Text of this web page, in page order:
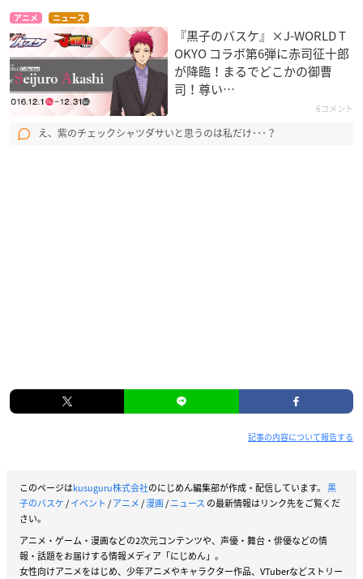
アニメ ニュース
『黒子のバスケ』×J-WORL​D T
OKYO コラボ第6弾に赤司征十郎
が降臨！まるでどこかの御曹
司！尊い…
6コメント
え、紫のチェックシャツダサいと思うのは私だけ･･･？
記事の内容について報告する
このページはkusuguru株式会社のにじめん編集部が作成・配信しています。 黒
子のバスケ/イベント /アニメ/漫画/ニュース の最新情報はリンク先をご覧くだ
さい。
アニメ・ゲーム・漫画などの2次元コンテンツや、声優・舞台・俳優などの情
報・話題をお届けする情報メディア「にじめん」。
女性向けアニメをはじめ、少年アニメやキャラクター作品、VTuberなどストリー